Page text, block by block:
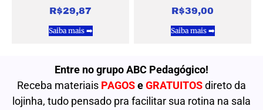
R$29,87
Saiba mais ➡️
R$39,00
Saiba mais ➡️
Entre no grupo ABC Pedagógico!
Receba materiais PAGOSeGRATUITOSdireto da
lojinha, tudo pensado pra facilitar sua rotina na sala